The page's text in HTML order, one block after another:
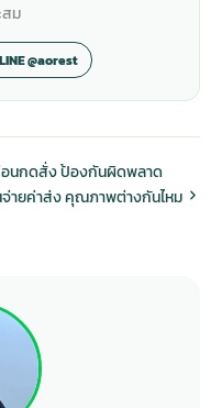
สม
@aorest
อนกดสั่ง ป้องกันผิดพลาด
ายค่าส่ง คุณภาพต่างกันไหม